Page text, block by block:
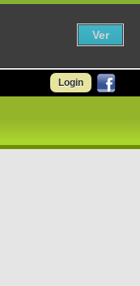
Login
Ver